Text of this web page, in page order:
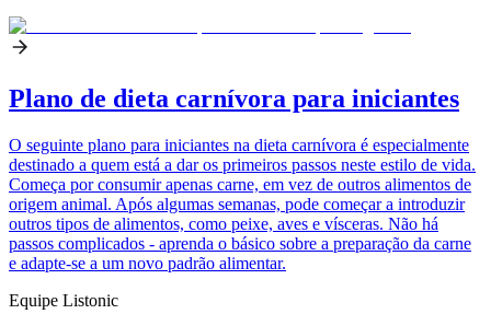
Plano de dieta carnívora para iniciantes
O seguinte plano para iniciantes na dieta carnívora é especialmente
destinado a quem está a dar os primeiros passos neste estilo de vida.
Começa por consumir apenas carne, em vez de outros alimentos de
origem animal. Após algumas semanas, pode começar a introduzir
outros tipos de alimentos, como peixe, aves e vísceras. Não há
passos complicados - aprenda o básico sobre a preparação da carne
e adapte-se a um novo padrão alimentar.
Equipe Listonic